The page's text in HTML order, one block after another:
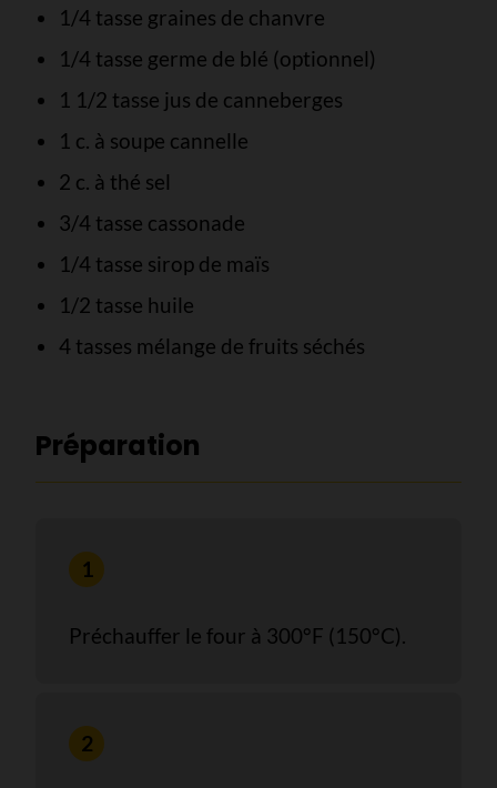
1/4 tasse graines de chanvre
1/4 tasse germe de blé (optionnel)
1 1/2 tasse jus de canneberges
1 c. à soupe cannelle
2 c. à thé sel
3/4 tasse cassonade
1/4 tasse sirop de maïs
1/2 tasse huile
4 tasses mélange de fruits séchés
Préparation
Préchauffer le four à 300°F (150°C).